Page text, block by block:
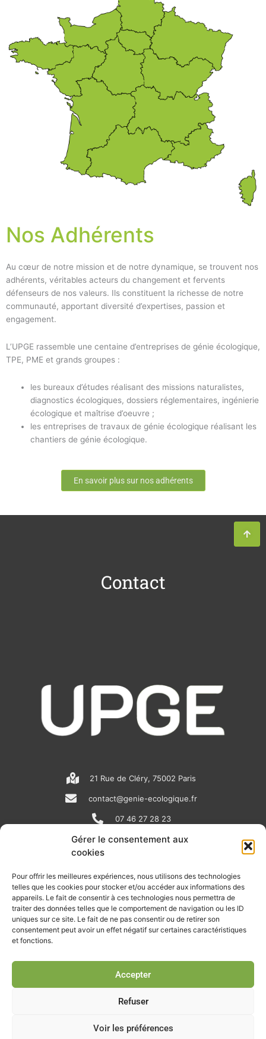
Gérer le consentement aux
cookies
Pour offrir les meilleures expériences, nous utilisons des technologies
telles que les cookies pour stocker et/ou accéder aux informations des
appareils. Le fait de consentir à ces technologies nous permettra de
traiter des données telles que le comportement de navigation ou les ID
uniques sur ce site. Le fait de ne pas consentir ou de retirer son
consentement peut avoir un effet négatif sur certaines caractéristiques
et fonctions.
Accepter
Refuser
Voir les préférences
Nos Adhérents
Au cœur de notre mission et de notre dynamique, se trouvent nos
adhérents, véritables acteurs du changement et fervents
défenseurs de nos valeurs. Ils constituent la richesse de notre
communauté, apportant diversité d’expertises, passion et
engagement.
L’UPGE rassemble une centaine d’entreprises de génie écologique,
TPE, PME et grands groupes :
les bureaux d’études réalisant des missions naturalistes,
diagnostics écologiques, dossiers réglementaires, ingénierie
écologique et maîtrise d’oeuvre ;
les entreprises de travaux de génie écologique réalisant les
chantiers de génie écologique.
En savoir plus sur nos adhérents
Contact
21 Rue de Cléry, 75002 Paris
contact@genie-ecologique.fr
07 46 27 28 23
N
e
w
s
p
p
e
i
n
k
e
i
n
o
u
t
u
e
RECEVOIR L'ACTU DE LA FILIÈRE
Retrouvez tous les mois les articles terrain de nos adhérents, les
rendez-vous importants de la filière, nos offres de stages et
Je m'abonne à la lettre d'info